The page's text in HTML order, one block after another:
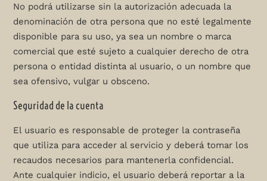
No podrá utilizarse sin la autorización adecuada la
denominación de otra persona que no esté legalmente
disponible para su uso, ya sea un nombre o marca
comercial que esté sujeto a cualquier derecho de otra
persona o entidad distinta al usuario, o un nombre que
sea ​​ofensivo, vulgar u obsceno.
Seguridad de la cuenta
El usuario es responsable de proteger la contraseña
que utiliza para acceder al servicio y deberá tomar los
recaudos necesarios para mantenerla confidencial.
Ante cualquier indicio, el usuario deberá reportar a la